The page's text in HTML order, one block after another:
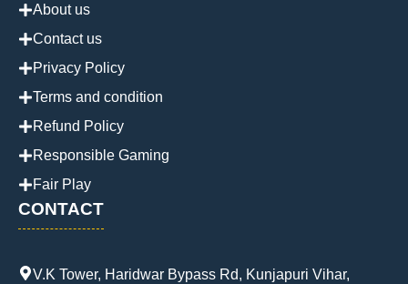
About us
Contact us
Privacy Policy
Terms and condition
Refund Policy
Responsible Gaming
Fair Play
CONTACT
V.K Tower, Haridwar Bypass Rd, Kunjapuri Vihar,